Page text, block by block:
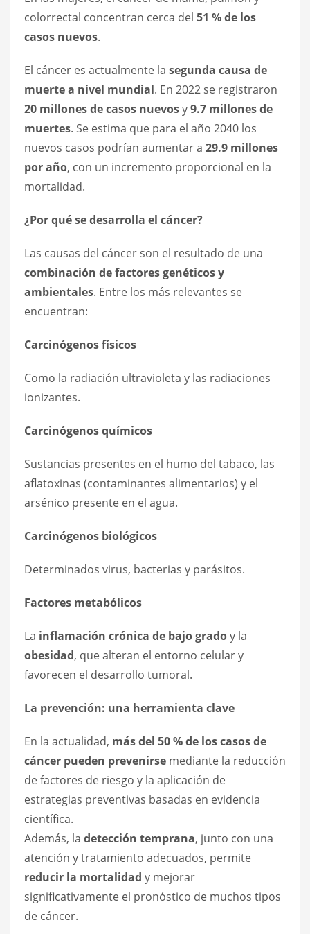
colorrectal concentran cerca del 51 % de los
casos nuevos.
El cáncer es actualmente la segunda causa de
muerte a nivel mundial. En 2022 se registraron
20 millones de casos nuevosy9.7 millones de
muertes. Se estima que para el año 2040 los
nuevos casos podrían aumentar a 29.9 millones
por año, con un incremento proporcional en la
mortalidad.
¿Por qué se desarrolla el cáncer?
Las causas del cáncer son el resultado de una
combinación de factores genéticos y
ambientales. Entre los más relevantes se
encuentran:
Carcinógenos físicos
Como la radiación ultravioleta y las radiaciones
ionizantes.
Carcinógenos químicos
Sustancias presentes en el humo del tabaco, las
aflatoxinas (contaminantes alimentarios) y el
arsénico presente en el agua.
Carcinógenos biológicos
Determinados virus, bacterias y parásitos.
Factores metabólicos
La inflamación crónica de bajo gradoy la
obesidad, que alteran el entorno celular y
favorecen el desarrollo tumoral.
La prevención: una herramienta clave
En la actualidad, más del 50 % de los casos de
cáncer pueden prevenirse mediante la reducción
de factores de riesgo y la aplicación de
estrategias preventivas basadas en evidencia
científica.
Además, la detección temprana, junto con una
atención y tratamiento adecuados, permite
reducir la mortalidad y mejorar
significativamente el pronóstico de muchos tipos
de cáncer.